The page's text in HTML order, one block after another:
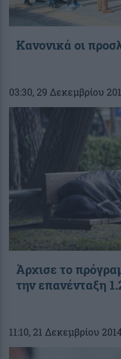
Κανονικά οι
03:30, 29 Δεκεμβρίου
Άρχισε το
την επανένταξη
11:10, 21 Δεκεμβρίου